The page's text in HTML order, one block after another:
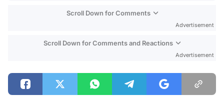
Scroll Down for Comments
Advertisement
Scroll Down for Comments and Reactions
Advertisement